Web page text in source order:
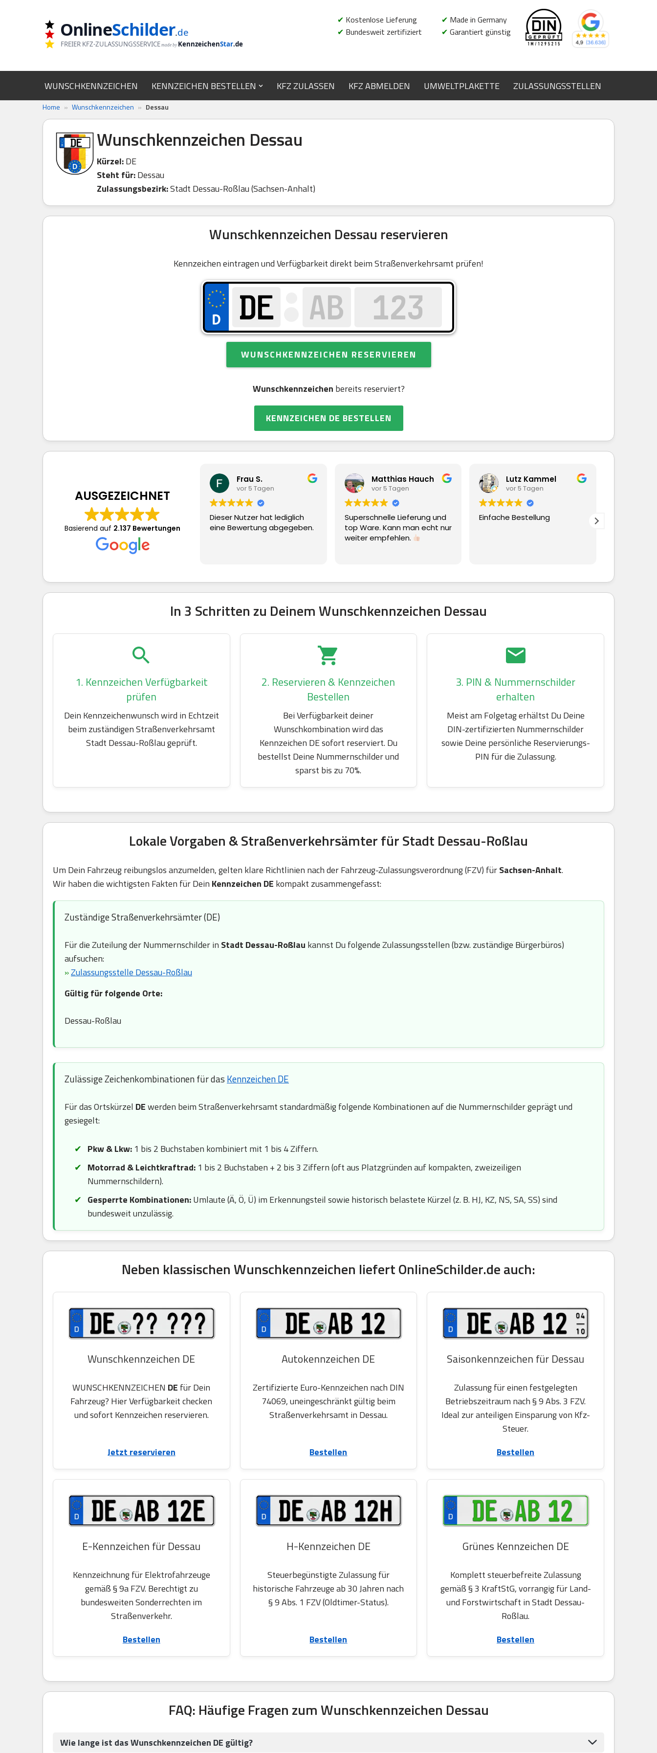
OnlineSchilder.de
FREIER KFZ-ZULASSUNGSSERVICE made by KennzeichenStar.de
✔ Kostenlose Lieferung
✔ Bundesweit zertifiziert
✔ Made in Germany
✔ Garantiert günstig
WUNSCHKENNZEICHEN KENNZEICHEN BESTELLEN KFZ ZULASSEN KFZ ABMELDEN UMWELTPLAKETTE ZULASSUNGSSTELLEN
Home » Wunschkennzeichen » Dessau
Wunschkennzeichen Dessau
Kürzel:DE
Steht für:Dessau
Zulassungsbezirk:Stadt Dessau-Roßlau (Sachsen-Anhalt)
Wunschkennzeichen Dessau reservieren
Kennzeichen eintragen und Verfügbarkeit direkt beim Straßenverkehrsamt prüfen!
WUNSCHKENNZEICHEN RESERVIEREN
Wunschkennzeichen bereits reserviert?
KENNZEICHEN DE BESTELLEN
AUSGEZEICHNET
Basierend auf 2.137 Bewertungen
Frau S.
vor 5 Tagen
Dieser Nutzer hat lediglich
eine Bewertung abgegeben.
Matthias Hauch
vor 5 Tagen
Superschnelle Lieferung und
top Ware. Kann man echt nur
weiter empfehlen.
Lutz Kammel
vor 5 Tagen
Einfache Bestellung
Ging alles schnell und
reibungslos
In 3 Schritten zu Deinem Wunschkennzeichen Dessau
1. Kennzeichen Verfügbarkeit
prüfen
Dein Kennzeichenwunsch wird in Echtzeit
beim zuständigen Straßenverkehrsamt
Stadt Dessau-Roßlau geprüft.
2. Reservieren & Kennzeichen
Bestellen
Bei Verfügbarkeit deiner
Wunschkombination wird das
Kennzeichen DE sofort reserviert. Du
bestellst Deine Nummernschilder und
sparst bis zu 70%.
3. PIN & Nummernschilder
erhalten
Meist am Folgetag erhältst Du Deine
DIN-zertifizierten Nummernschilder
sowie Deine persönliche Reservierungs-
PIN für die Zulassung.
Lokale Vorgaben & Straßenverkehrsämter für Stadt Dessau-Roßlau
Um Dein Fahrzeug reibungslos anzumelden, gelten klare Richtlinien nach der Fahrzeug-Zulassungsverordnung (FZV) fürSachsen-Anhalt.
Wir haben die wichtigsten Fakten für Dein Kennzeichen DE kompakt zusammengefasst:
Zuständige Straßenverkehrsämter (DE)
Für die Zuteilung der Nummernschilder in Stadt Dessau-Roßlau kannst Du folgende Zulassungsstellen (bzw. zuständige Bürgerbüros)
aufsuchen:
»Zulassungsstelle Dessau-Roßlau
Gültig für folgende Orte:
Dessau-Roßlau
Zulässige Zeichenkombinationen für das Kennzeichen DE
Für das Ortskürzel DEwerden beim Straßenverkehrsamt standardmäßig folgende Kombinationen auf die Nummernschilder geprägt und
gesiegelt:
Pkw & Lkw: 1 bis 2 Buchstaben kombiniert mit 1 bis 4 Ziffern.
Motorrad & Leichtkraftrad: 1 bis 2 Buchstaben + 2 bis 3 Ziffern (oft aus Platzgründen auf kompakten, zweizeiligen
Nummernschildern).
Gesperrte Kombinationen:Umlaute (Ä, Ö, Ü) im Erkennungsteil sowie historisch belastete Kürzel (z. B. HJ, KZ, NS, SA, SS) sind
bundesweit unzulässig.
Neben klassischen Wunschkennzeichen liefert OnlineSchilder.de auch:
Wunschkennzeichen DE
WUNSCHKENNZEICHEN DE für Dein
Fahrzeug? Hier Verfügbarkeit checken
und sofort Kennzeichen reservieren.
Jetzt reservieren
Autokennzeichen DE
Zertifizierte Euro-Kennzeichen nach DIN
74069, uneingeschränkt gültig beim
Straßenverkehrsamt in Dessau.
Bestellen
Saisonkennzeichen für Dessau
Zulassung für einen festgelegten
Betriebszeitraum nach § 9 Abs. 3 FZV.
Ideal zur anteiligen Einsparung von Kfz-
Steuer.
Bestellen
E-Kennzeichen für Dessau
Kennzeichnung für Elektrofahrzeuge
gemäß § 9a FZV. Berechtigt zu
bundesweiten Sonderrechten im
Straßenverkehr.
Bestellen
H-Kennzeichen DE
Steuerbegünstigte Zulassung für
historische Fahrzeuge ab 30 Jahren nach
§ 9 Abs. 1 FZV (Oldtimer-Status).
Bestellen
Grünes Kennzeichen DE
Komplett steuerbefreite Zulassung
gemäß § 3 KraftStG, vorrangig für Land-
und Forstwirtschaft in Stadt Dessau-
Roßlau.
Bestellen
FAQ: Häufige Fragen zum Wunschkennzeichen Dessau
Wie lange ist das Wunschkennzeichen DE gültig?